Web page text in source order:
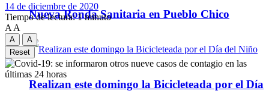
Nueva Ronda Sanitaria en Pueblo Chico
Realizan este domingo la Bicicleteada por el Día
14 de diciembre de 2020
Tiempo de lectura: 1 minuto
A A
A
A
Reset